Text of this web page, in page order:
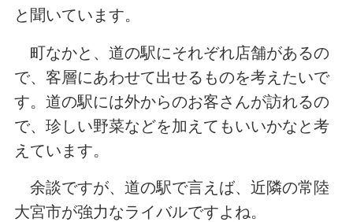
と聞いています。
町なかと、道の駅にそれぞれ店舗があるの
で、客層にあわせて出せるものを考えたいで
す。道の駅には外からのお客さんが訪れるの
で、珍しい野菜などを加えてもいいかなと考
えています。
余談ですが、道の駅で言えば、近隣の常陸
大宮市が強力なライバルですよね。